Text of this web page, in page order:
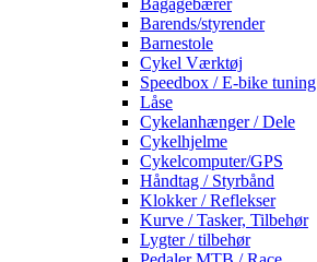
Bagagebærer
Barends/styrender
Barnestole
Cykel Værktøj
Speedbox / E-bike tuning
Låse
Cykelanhænger / Dele
Cykelhjelme
Cykelcomputer/GPS
Håndtag / Styrbånd
Klokker / Reflekser
Kurve / Tasker, Tilbehør
Lygter / tilbehør